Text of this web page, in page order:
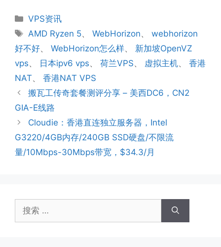
分
类
VPS资讯
标
签
AMD Ryzen 5、WebHorizon、webhorizon
好不好、 WebHorizon怎么样、 新加坡OpenVZ
vps、 日本ipv6 vps、 荷兰VPS、 虚拟主机、 香港
NAT、 香港NAT VPS
搬瓦工传奇套餐测评分享 – 美西DC6，CN2
GIA-E线路
Cloudie：香港直连独立服务器，Intel
G3220/4GB内存/240GB SSD硬盘/不限流
量/10Mbps-30Mbps带宽，$34.3/月
索：